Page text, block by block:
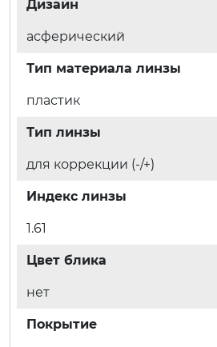
Дизайн
асферический
Тип материала линзы
пластик
Тип линзы
для коррекции (-/+)
Индекс линзы
1.61
Цвет блика
нет
Покрытие